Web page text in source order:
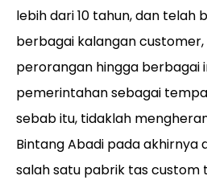
lebih dari 10 tahun, dan telah
berbagai kalangan customer,
perorangan hingga berbagai
pemerintahan sebagai
sebab itu, tidaklah
Bintang Abadi pada akhirnya
salah satu pabrik tas custom